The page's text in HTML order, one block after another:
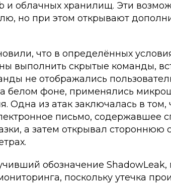
и облачных хранилищ. Эти
но при этом открывают
что в определённых
выполнить скрытые команды,
не отображались
белом фоне, применялись
Одна из атак заключалась в том,
письмо, содержавшее
а затем открывал стороннюю
обозначение ShadowLeak,
поскольку утечка